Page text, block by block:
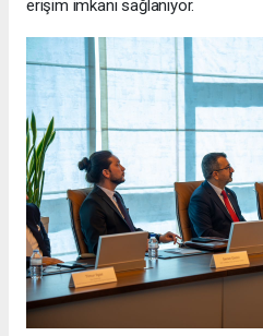
erişim imkanı sağlanıyor.